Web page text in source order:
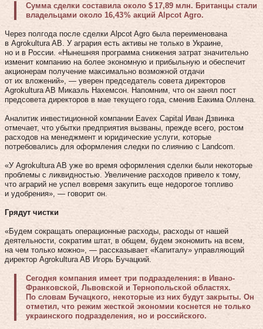
Сумма сделки составила около $ 17,89 млн. Британцы стали
владельцами около 16,43 % акций Alpcot Agro.
Через полгода после сделки Alpcot Agro была переименована
в Agrokultura AB. У агрария есть активы не только в Украине,
но и в России. «Нынешняя программа снижения затрат значительно
изменит компанию на более экономную и прибыльную и обеспечит
акционерам получение максимально возможной отдачи
от их вложений», — уверен председатель совета директоров
Agrokultura AB Микаэль Нахемсон. Напомним, что он занял пост
предсовета директоров в мае текущего года, сменив Еакима Оллена.
Аналитик инвестиционной компании Eavex Capital Иван Дзвинка
отмечает, что убытки предприятия вызваны, прежде всего, ростом
расходов на менеджмент и юридические услуги, которые
потребовались для оформления следки по слиянию с Landcom.
«У Agrokultura AB уже во время оформления сделки были некоторые
проблемы с ликвидностью. Увеличение расходов привело к тому,
что аграрий не успел вовремя закупить еще недорогое топливо
и удобрения», — говорит он.
Грядут чистки
«Будем сокращать операционные расходы, расходы от нашей
деятельности, сократим штат, в общем, будем экономить на всем,
на чем только можно», — рассказывает «Капиталу» управляющий
директор Agrokultura AB Игорь Бучацкий.
Сегодня компания имеет три подразделения: в Ивано-
Франковской, Львовской и Тернопольской областях.
По словам Бучацкого, некоторые из них будут закрыты. Он
отметил, что режим жесткой экономии коснется не только
украинского подразделения, но и российского.